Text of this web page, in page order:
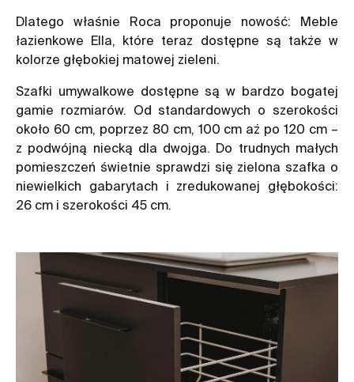
Dlatego właśnie Roca proponuje nowość: Meble
łazienkowe Ella, które teraz dostępne są także w
kolorze głębokiej matowej zieleni.
Szafki umywalkowe dostępne są w bardzo bogatej
gamie rozmiarów. Od standardowych o szerokości
około 60 cm, poprzez 80 cm, 100 cm aż po 120 cm –
z podwójną niecką dla dwojga. Do trudnych małych
pomieszczeń świetnie sprawdzi się zielona szafka o
niewielkich gabarytach i zredukowanej głębokości:
26 cm i szerokości 45 cm.